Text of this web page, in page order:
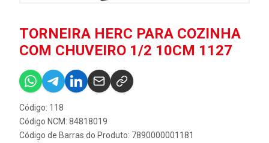
TORNEIRA HERC PARA COZINHA
COM CHUVEIRO 1/2 10CM 1127
Código: 118
Código NCM: 84818019
Código de Barras do Produto: 7890000001181